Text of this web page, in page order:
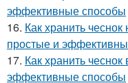
эффективные способы
16. Как хранить
простые и
17. Как хранить
эффективные способы